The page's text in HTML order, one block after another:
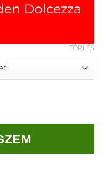
Dolcezza
TÖRLÉS
ujjú Ruha